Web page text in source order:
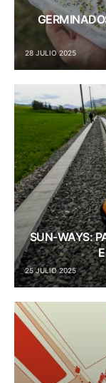
28 JULIO 2025
SUN-WAYS:
25 JULIO 2025